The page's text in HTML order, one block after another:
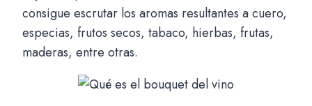
consigue escrutar los aromas resultantes a cuero,
especias, frutos secos, tabaco, hierbas, frutas,
maderas, entre otras.